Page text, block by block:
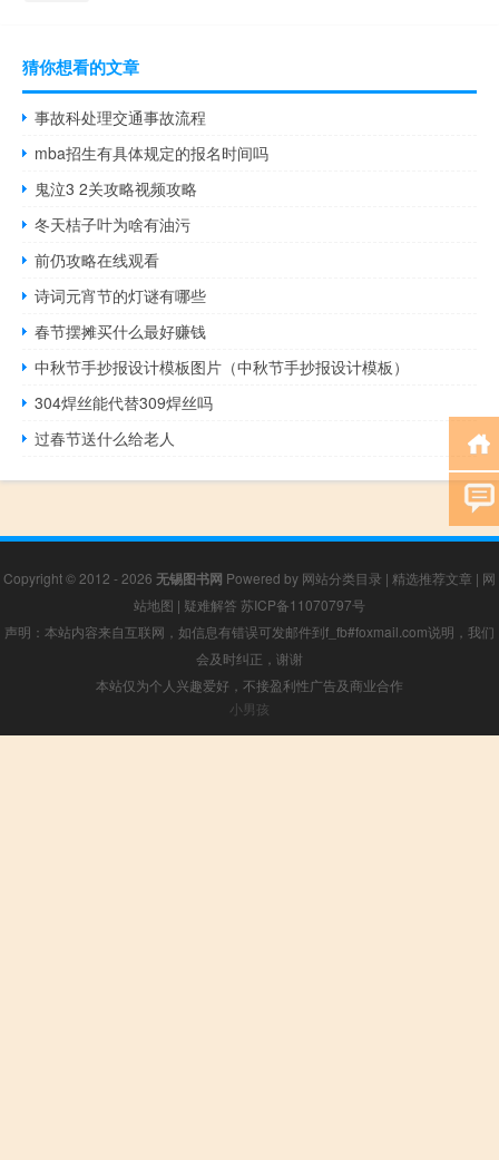
猜你想看的文章
事故科处理交通事故流程
mba招生有具体规定的报名时间吗
鬼泣3 2关攻略视频攻略
冬天桔子叶为啥有油污
前仍攻略在线观看
诗词元宵节的灯谜有哪些
春节摆摊买什么最好赚钱
中秋节手抄报设计模板图片（中秋节手抄报设计模板）
304焊丝能代替309焊丝吗
过春节送什么给老人
Copyright © 2012 - 2026 无锡图书网 Powered by 网站分类目录 | 精选推荐文章 | 网
站地图 | 疑难解答 苏ICP备11070797号
声明：本站内容来自互联网，如信息有错误可发邮件到f_fb#foxmail.com说明，我们
会及时纠正，谢谢
本站仅为个人兴趣爱好，不接盈利性广告及商业合作
小男孩